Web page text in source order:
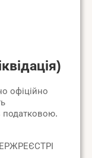
офіційно
податковою.